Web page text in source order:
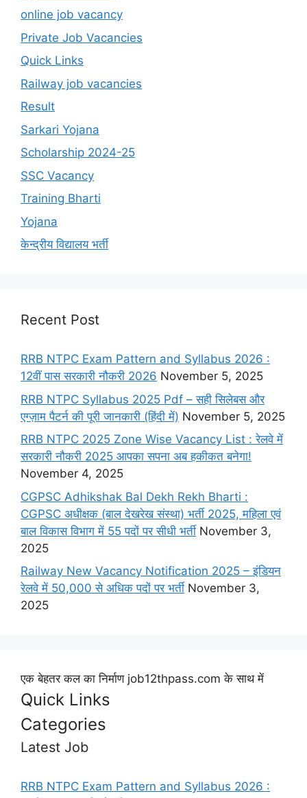
online job vacancy
Private Job Vacancies
Quick Links
Railway job vacancies
Result
Sarkari Yojana
Scholarship 2024-25
SSC Vacancy
Training Bharti
Yojana
केन्द्रीय विद्यालय भर्ती
Recent Post
RRB NTPC Exam Pattern and Syllabus 2026 :
12वीं पास सरकारी नौकरी 2026 November 5, 2025
RRB NTPC Syllabus 2025 Pdf – सही सिलेबस और
एग्ज़ाम पैटर्न की पूरी जानकारी (हिंदी में) November 5, 2025
RRB NTPC 2025 Zone Wise Vacancy List : रेलवे में
सरकारी नौकरी 2025 आपका सपना अब हकीकत बनेगा!
November 4, 2025
CGPSC Adhikshak Bal Dekh Rekh Bharti :
CGPSC अधीक्षक (बाल देखरेख संस्था) भर्ती 2025, महिला एवं
बाल विकास विभाग में 55 पदों पर सीधी भर्ती November 3,
2025
Railway New Vacancy Notification 2025 – इंडियन
रेलवे में 50,000 से अधिक पदों पर भर्ती November 3,
2025
एक बेहतर कल का निर्माण job12thpass.com के साथ में
Quick Links
Categories
Latest Job
RRB NTPC Exam Pattern and Syllabus 2026 :